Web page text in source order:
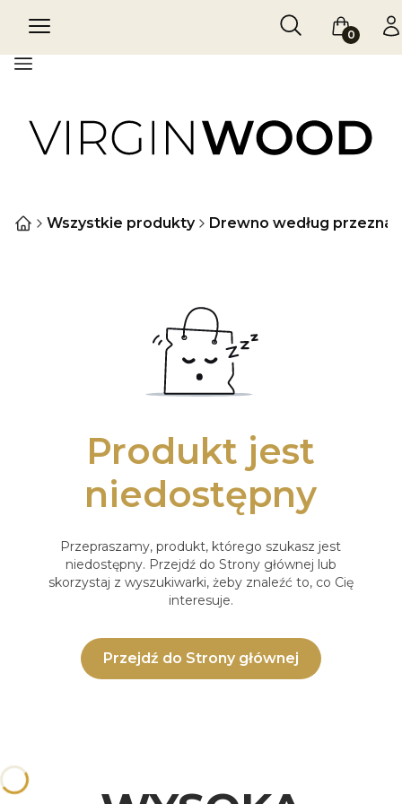
Menu Otwórz
Szukaj Koszyk
Menu
Wszystkie produkty Drewno według
Produkt jest
niedostępny
Przepraszamy, produkt, którego szukasz jest
niedostępny. Przejdź do Strony głównej lub
skorzystaj z wyszukiwarki, żeby znaleźć to, co Cię
interesuje.
Przejdź do Strony głównej